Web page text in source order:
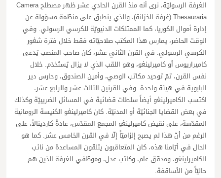
الغرفة الرسوليّة، نرى أنه منذ القرن الحادي عشر ظهر مصطلح Camera
Thesauraria (غرفة الخزانة)، والذي ينطبق على منظّمة مسؤولة عن
إدارة أموال الكوريا، كما الممتلكات الدنيويّة للكرسي الرسولي. وفي
الوقت الحاضر، يمارس هذا المكتب صلاحيّاته فقط خلال فترة شغور
الكرسي الرسولي. في القرن الثاني عشر، كان صاحب المنصب يُدعى
كاميراريوس أو كاميرلينغو، وهو اللقب الذي لا يزال يُستَخدَم. خلال
نفس القرن، تمّ توحيد مكاتب الوصي، وأمين الصندوق، وحارس دير
البابوية في هيئة واحدة. وفي القرنين الثالث عشر والرابع عشر،
اكتسب الكاميرلينغو أيضاً سلطات قضائية في المسائل الضريبيّة وكذلك
في بعض القضايا الجنائيّة أو المدنيّة. كان كاميرلينغو الكنيسة الرومانية
المقدّسة، على نقيض كاميرلينغو المجمع المقدّس، عادةً كاردينالاً، على
الرغم من أنّ هذا لم يصبح إلزاميّاً إلّا في القرن الخامس عشر. كما هو
الحال في أيّامنا هذه، كان المتعاقبون يتلقّون المساعدة من نائب
الكاميرلينغو، ومدقّق عام، وكاتب عدل، وموظّفي الغرفة الذين هم
حاليّاً من الأساقفة.